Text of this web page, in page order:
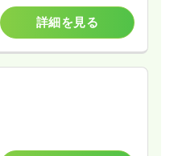
詳細を見る